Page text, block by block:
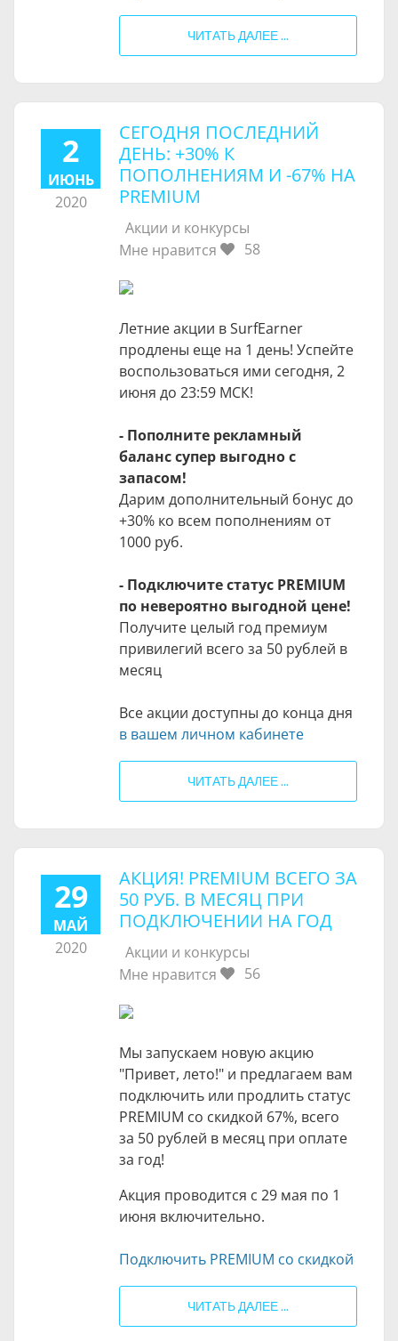
ЧИТАТЬ ДАЛЕЕ ...
2
ИЮНЬ
2020
СЕГОДНЯ ПОСЛЕДНИЙ
ДЕНЬ: +30% К
ПОПОЛНЕНИЯМ И -67% НА
PREMIUM
Акции и конкурсы
Мне нравится
58
Летние акции в SurfEarner
продлены еще на 1 день! Успейте
воспользоваться ими сегодня, 2
июня до 23:59 МСК!
- Пополните рекламный
баланс супер выгодно с
запасом!
Дарим дополнительный бонус до
+30% ко всем пополнениям от
1000 руб.
- Подключите статус PREMIUM
по невероятно выгодной цене!
Получите целый год премиум
привилегий всего за 50 рублей в
месяц
Все акции доступны до конца дня
в вашем личном кабинете
ЧИТАТЬ ДАЛЕЕ ...
29
МАЙ
2020
АКЦИЯ! PREMIUM ВСЕГО ЗА
50 РУБ. В МЕСЯЦ ПРИ
ПОДКЛЮЧЕНИИ НА ГОД
Акции и конкурсы
Мне нравится
56
Мы запускаем новую акцию
"Привет, лето!" и предлагаем вам
подключить или продлить статус
PREMIUM со скидкой 67%, всего
за 50 рублей в месяц при оплате
за год!
Акция проводится с 29 мая по 1
июня включительно.
Подключить PREMIUM со скидкой
ЧИТАТЬ ДАЛЕЕ ...